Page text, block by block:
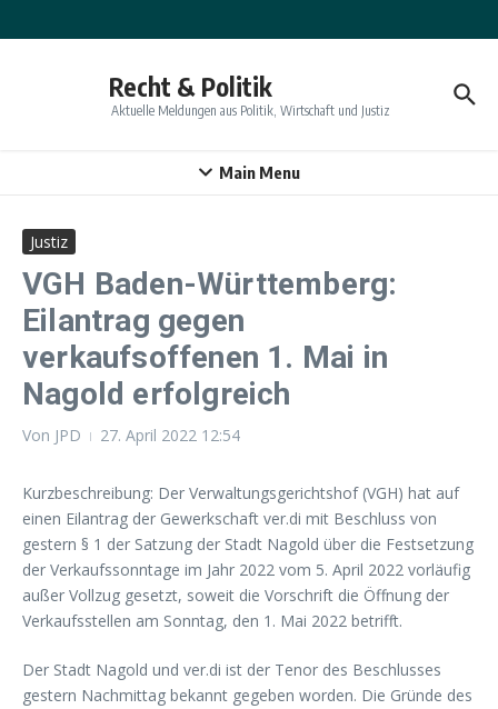
Recht & Politik
Aktuelle Meldungen aus Politik, Wirtschaft und Justiz
Main Menu
Justiz
VGH Baden-Württemberg:
Eilantrag gegen
verkaufsoffenen 1. Mai in
Nagold erfolgreich
Von JPD 27. April 2022 12:54
Kurzbeschreibung: Der Verwaltungsgerichtshof (VGH) hat auf
einen Eilantrag der Gewerkschaft ver.di mit Beschluss von
gestern § 1 der Satzung der Stadt Nagold über die Festsetzung
der Verkaufssonntage im Jahr 2022 vom 5. April 2022 vorläufig
außer Vollzug gesetzt, soweit die Vorschrift die Öffnung der
Verkaufsstellen am Sonntag, den 1. Mai 2022 betrifft.
Der Stadt Nagold und ver.di ist der Tenor des Beschlusses
gestern Nachmittag bekannt gegeben worden. Die Gründe des